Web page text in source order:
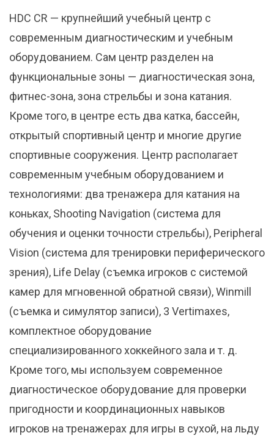
HDC CR — крупнейший учебный центр с
современным диагностическим и учебным
оборудованием. Сам центр разделен на
функциональные зоны — диагностическая зона,
фитнес-зона, зона стрельбы и зона катания.
Кроме того, в центре есть два катка, бассейн,
открытый спортивный центр и многие другие
спортивные сооружения. Центр располагает
современным учебным оборудованием и
технологиями: два тренажера для катания на
коньках, Shooting Navigation (система для
обучения и оценки точности стрельбы), Peripheral
Vision (система для тренировки периферического
зрения), Life Delay (съемка игроков с системой
камер для мгновенной обратной связи), Winmill
(съемка и симулятор записи), 3 Vertimaxes,
комплектное оборудование
специализированного хоккейного зала и т. д.
Кроме того, мы используем современное
диагностическое оборудование для проверки
пригодности и координационных навыков
игроков на тренажерах для игры в сухой, на льду